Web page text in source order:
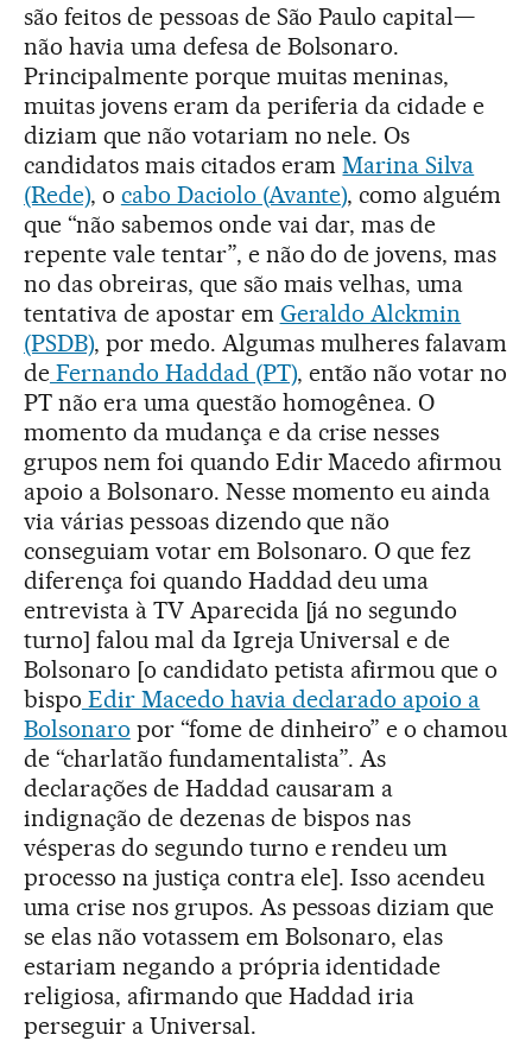
são feitos de pessoas de São Paulo capital—
não havia uma defesa de Bolsonaro.
Principalmente porque muitas meninas,
muitas jovens eram da periferia da cidade e
diziam que não votariam no nele. Os
candidatos mais citados eramMarina Silva
(Rede), o cabo Daciolo (Avante), como alguém
que “não sabemos onde vai dar, mas de
repente vale tentar”, e não do de jovens, mas
no das obreiras, que são mais velhas, uma
tentativa de apostar em Geraldo Alckmin
(PSDB), por medo. Algumas mulheres falavam
deFernando Haddad (PT), então não votar no
PT não era uma questão homogênea. O
momento da mudança e da crise nesses
grupos nem foi quando Edir Macedo afirmou
apoio a Bolsonaro. Nesse momento eu ainda
via várias pessoas dizendo que não
conseguiam votar em Bolsonaro. O que fez
diferença foi quando Haddad deu uma
entrevista à TV Aparecida [já no segundo
turno] falou mal da Igreja Universal e de
Bolsonaro [o candidato petista afirmou que o
bispo Edir Macedo havia declarado apoio a
Bolsonaro por “fome de dinheiro” e o chamou
de “charlatão fundamentalista”. As
declarações de Haddad causaram a
indignação de dezenas de bispos nas
vésperas do segundo turno e rendeu um
processo na justiça contra ele]. Isso acendeu
uma crise nos grupos. As pessoas diziam que
se elas não votassem em Bolsonaro, elas
estariam negando a própria identidade
religiosa, afirmando que Haddad iria
perseguir a Universal.